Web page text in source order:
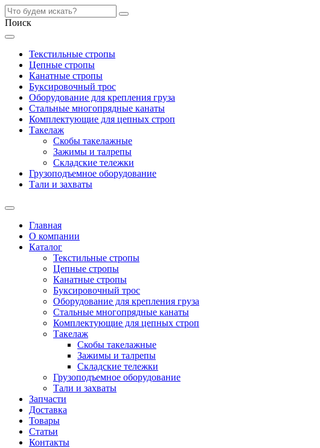
Поиск
Текстильные стропы
Цепные стропы
Канатные стропы
Буксировочный трос
Оборудование для крепления груза
Стальные многопрядные канаты
Комплектующие для цепных строп
Такелаж
Скобы такелажные
Зажимы и талрепы
Складские тележки
Грузоподъемное оборудование
Тали и захваты
Главная
О компании
Каталог
Текстильные стропы
Цепные стропы
Канатные стропы
Буксировочный трос
Оборудование для крепления груза
Стальные многопрядные канаты
Комплектующие для цепных строп
Такелаж
Скобы такелажные
Зажимы и талрепы
Складские тележки
Грузоподъемное оборудование
Тали и захваты
Запчасти
Доставка
Товары
Статьи
Контакты